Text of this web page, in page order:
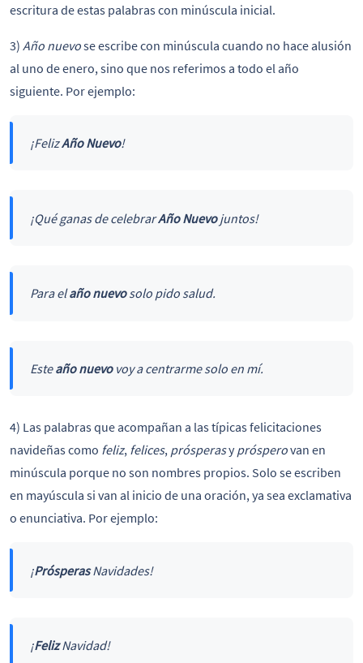
escritura de estas palabras con minúscula inicial.
3) Año nuevose escribe con minúscula cuando no hace alusión
al uno de enero, sino que nos referimos a todo el año
siguiente. Por ejemplo:
¡FelizAño Nuevo!
¡Qué ganas de celebrarAño Nuevojuntos!
Para elaño nuevosolo pido salud.
Esteaño nuevovoy a centrarme solo en mí.
4) Las palabras que acompañan a las típicas felicitaciones
navideñas como feliz, felices, prósperasyprósperovan en
minúscula porque no son nombres propios. Solo se escriben
en mayúscula si van al inicio de una oración, ya sea exclamativa
o enunciativa. Por ejemplo:
¡PrósperasNavidades!
¡FelizNavidad!